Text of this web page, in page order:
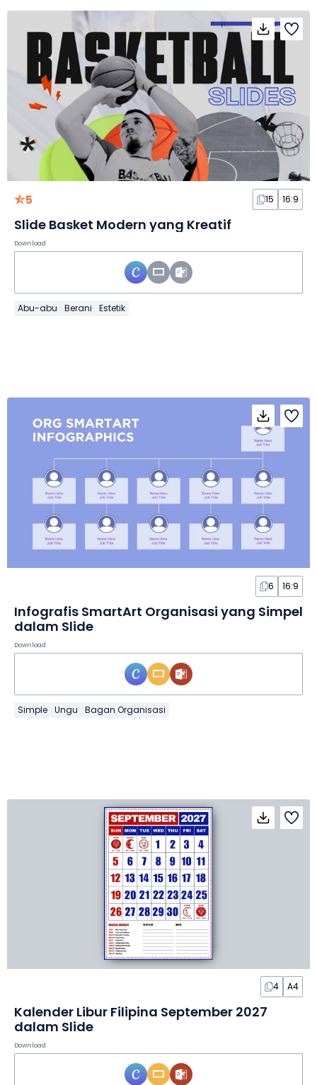
5 15 16:9
Slide Basket Modern yang Kreatif
Download
Abu-abu Berani Estetik
6 16:9
Infografis SmartArt Organisasi yang Simpel
dalam Slide
Download
Simple Ungu Bagan Organisasi
4 A4
Kalender Libur Filipina September 2027
dalam Slide
Download